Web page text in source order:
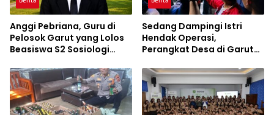
Anggi Pebriana, Guru di
Pelosok Garut yang Lolos
Beasiswa S2 Sosiologi
Sedang Dampingi Istri
Hendak Operasi,
Perangkat Desa di Garut
Orang, 11 Pengacara Turun
Tangan